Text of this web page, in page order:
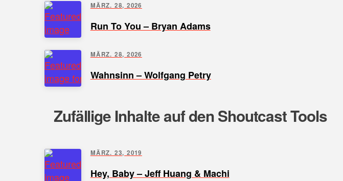
MÄRZ. 28, 2026
Run To You – Bryan Adams
MÄRZ. 28, 2026
Wahnsinn – Wolfgang Petry
Zufällige Inhalte auf den Shoutcast Tools
MÄRZ. 23, 2019
Hey, Baby – Jeff Huang & Machi